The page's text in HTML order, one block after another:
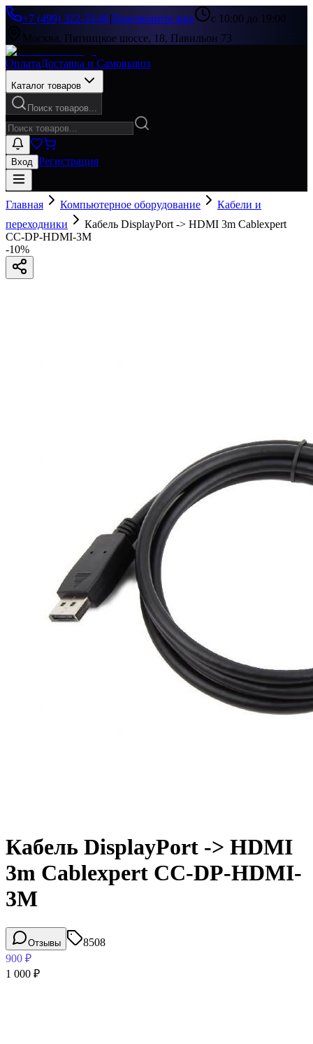
+7 (499) 322-33-86|Перезвоните мне
с 10:00 до 19:00
Москва, Пятницкое шоссе, 18, Павильон 73
ОплатаДоставка и Самовывоз
Каталог товаров
Поиск товаров...
Вход Регистрация
Главная Компьютерное оборудование
Кабели и
переходники
Кабель DisplayPort -> HDMI 3m Cablexpert
CC-DP-HDMI-3M
-10%
Кабель DisplayPort -> HDMI
3m Cablexpert CC-DP-HDMI-
3M
Отзывы
8508
900 ₽
1 000 ₽